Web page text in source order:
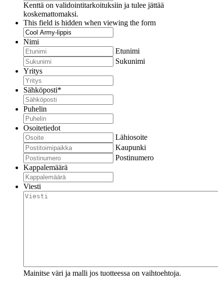
Kenttä on validointitarkoituksiin ja tulee jättää
koskemattomaksi.
This field is hidden when viewing the form
Nimi
Etunimi
Sukunimi
Yritys
Sähköposti*
Puhelin
Osoitetiedot
Lähiosoite
Kaupunki
Postinumero
Kappalemäärä
Viesti
Mainitse väri ja malli jos tuotteessa on vaihtoehtoja.